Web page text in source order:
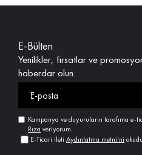
E-Bülten
Yenilikler, fırsatlar ve
haberdar olun.
Kampanya ve duyuruların tarafıma
Rıza veriyorum.
E-Ticari ileti Aydınlatma metni'ni